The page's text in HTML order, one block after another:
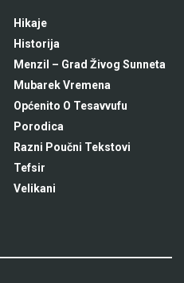
Hikaje
Historija
Menzil – Grad Živog Sunneta
Mubarek Vremena
Općenito O Tesavvufu
Porodica
Razni Poučni Tekstovi
Tefsir
Velikani